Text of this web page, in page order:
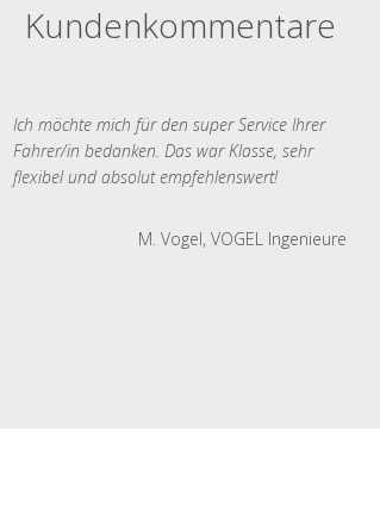
Kundenkommentare
Ich möchte mich für den super Service Ihrer
Fahrer/in bedanken. Das war Klasse, sehr
flexibel und absolut empfehlenswert!
M. Vogel, VOGEL Ingenieure